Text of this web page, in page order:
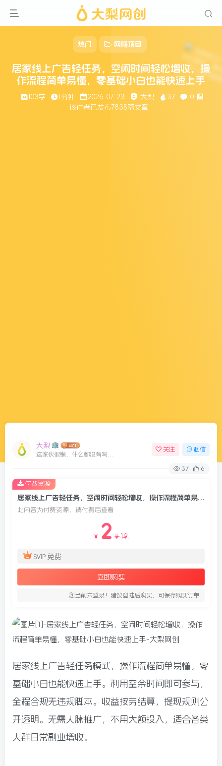
热门 网赚项目
居家线上广告轻任务，空闲时间轻松增收，操
作流程简单易懂，零基础小白也能快速上手
103字 1分钟 2026-07-23 大梨 37
0
该作者已发布7835篇文章
大梨
这家伙很懒，什么都没有写...
关注 私信
37 6
居家线上广告轻任务，空闲时间轻松增收，操作流程简单易懂，零基础小白也能快速上手
此内容为付费资源，请付费后查看
￥ 2 ￥ 19
SVIP 免费
立即购买
您当前未登录！建议登陆后购买，可保存购买订单
付费资源
居家线上广告轻任务模式，操作流程简单易懂，零
基础小白也能快速上手。利用空余时间即可参与，
全程合规无违规脚本。收益按劳结算，提现规则公
开透明。无需人脉推广，不用大额投入，适合各类
人群日常副业增收。